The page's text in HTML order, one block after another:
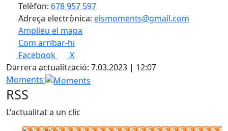
Telèfon: 678 957 597
Adreça electrònica: elsmoments@gmail.com
Amplieu el mapa
Com arribar-hi
+
−
Facebook
X
Darrera actualització: 7.03.2023 | 12:07
Moments
RSS
L'actualitat a un clic